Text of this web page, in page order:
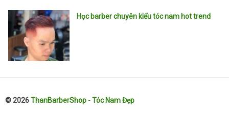
Học barber chuyên kiểu tóc nam hot trend
© 2026ThanBarberShop - Tóc Nam Đẹp